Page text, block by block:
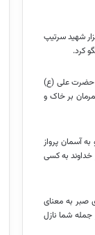
شهید سرتیپ
کرد.
حضرت علی (ع)
بر خاک و
آسمان پرواز
خداوند به کسی
صبر به معنای
جمله شما نازل